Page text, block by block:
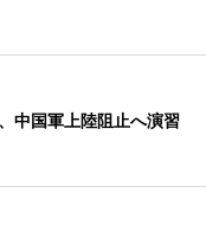
中国軍上陸阻止へ演習